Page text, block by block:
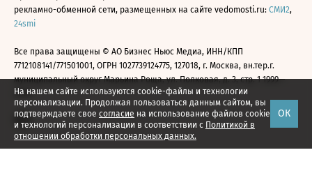
На нашем сайте используются cookie-файлы и технологии
персонализации. Продолжая пользоваться данным сайтом, вы
подтверждаете свое согласие на использование файлов cookie
и технологий персонализации в соответствии с Политикой в
отношении обработки персональных данных.
ОК
рекламно-обменной сети, размещенных на сайте vedomosti.ru: СМИ2,
24smi
Все права защищены © АО Бизнес Ньюс Медиа, ИНН/КПП
7712108141/771501001, ОГРН 1027739124775, 127018, г. Москва, вн.тер.г.
муниципальный округ Марьина Роща, ул. Полковая, д. 3, стр. 1 1999—
2026